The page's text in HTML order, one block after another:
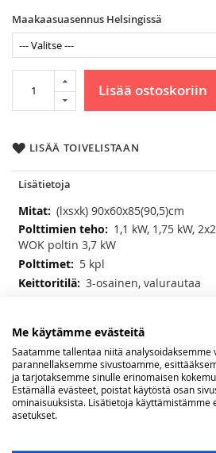
Maakaasuasennus Helsingissä
Lisää ostoskoriin
LISÄÄ TOIVELISTAAN
Lisätietoja
Lisätietoja(lxsxk) 90x60x85(90,5)cm
1,1 kW, 1,75 kW,
WOK poltin 3,7 kW
5 kpl
3-osainen, valurautaa
ylävastus, grillivastus low,
kiertoilmalla, ylä- ja alavastus
sulatus, valo
101 litraa
2 paria
uuniritilä, 1 kpl uuniritilä syvällä
Me käytämme evästeitä
Saatamme tallentaa niitä analysoidaksemme
parannellaksemme sivustoamme,
ja tarjotaksemme sinulle erinomaisen
Estämällä evästeet, poistat käytöstä osan
ominaisuuksista. Lisätietoja käyttämistämme
asetukset.